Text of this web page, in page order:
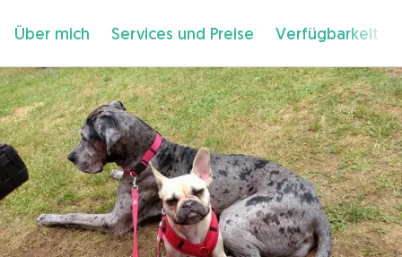
Über mich Services und Preise Verfügbarkeit